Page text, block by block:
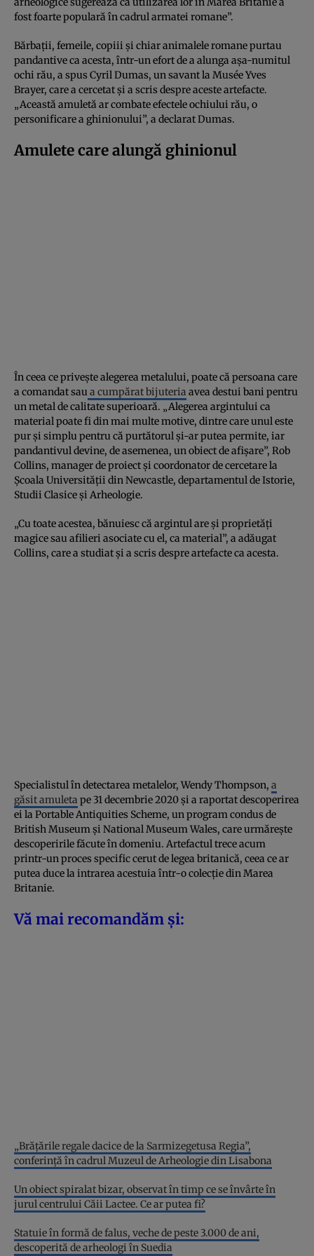
fost foarte populară în cadrul armatei romane”.
Bărbații, femeile, copiii și chiar animalele romane purtau
pandantive ca acesta, într-un efort de a alunga așa-numitul
ochi rău, a spus Cyril Dumas, un savant la Musée Yves
Brayer, care a cercetat și a scris despre aceste artefacte.
„Această amuletă ar combate efectele ochiului rău, o
personificare a ghinionului”, a declarat Dumas.
Amulete care alungă ghinionul
În ceea ce privește alegerea metalului, poate că persoana care
a comandat sau a cumpărat bijuteria avea destui bani pentru
un metal de calitate superioară. „Alegerea argintului ca
material poate fi din mai multe motive, dintre care unul este
pur și simplu pentru că purtătorul și-ar putea permite, iar
pandantivul devine, de asemenea, un obiect de afișare”, Rob
Collins, manager de proiect și coordonator de cercetare la
Școala Universității din Newcastle, departamentul de Istorie,
Studii Clasice și Arheologie.
„Cu toate acestea, bănuiesc că argintul are și proprietăți
magice sau afilieri asociate cu el, ca material”, a adăugat
Collins, care a studiat și a scris despre artefacte ca acesta.
Specialistul în detectarea metalelor, Wendy Thompson, a
găsit amuleta pe 31 decembrie 2020 și a raportat descoperirea
ei la Portable Antiquities Scheme, un program condus de
British Museum și National Museum Wales, care urmărește
descoperirile făcute în domeniu. Artefactul trece acum
printr-un proces specific cerut de legea britanică, ceea ce ar
putea duce la intrarea acestuia într-o colecție din Marea
Britanie.
Vă mai recomandăm și:
„Brăţările regale dacice de la Sarmizegetusa Regia”,
conferinţă în cadrul Muzeul de Arheologie din Lisabona
Un obiect spiralat bizar, observat în timp ce se învârte în
jurul centrului Căii Lactee. Ce ar putea fi?
Statuie în formă de falus, veche de peste 3.000 de ani,
descoperită de arheologi în Suedia